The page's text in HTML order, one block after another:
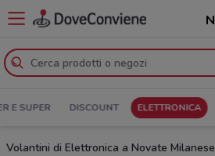
E SUPER DISCOUNT ELETTRONICA
Volantini di Elettronica a Novate Milanese